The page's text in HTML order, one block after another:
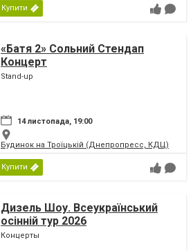
Купити
«Батя 2» Сольний Стендап
Концерт
Stand-up
14 листопада, 19:00
Будинок на Троїцькій (Днепропресс, КДЦ)
Купити
Дизель Шоу. Всеукраїнський
осінній тур 2026
Концерты